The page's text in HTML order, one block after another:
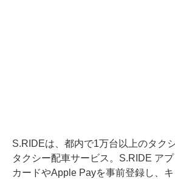
S.RIDEは、都内で1万台以上のタク
タクシー配車サービス。S.RIDE ア
カードやApple Payを事前登録し、